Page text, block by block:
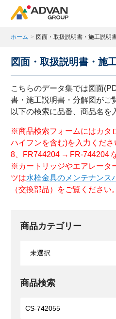
商品ページにある「お気に入
商品がここに表示されます。
ホーム > 図面・取扱説明書・施工説明
図面・取扱説明書・施
こちらのデータ集では図面
書・施工説明書・分解図がご
以下の検索に品番、商品名を
※商品検索フォームにはカタ
ハイフンを含む)を入力くだ
8、FR744204 → FR-744204
※カートリッジやエアレータ
ツは水栓金具のメンテナンス
（交換部品）をご覧ください。
商品カテゴリー
商品検索